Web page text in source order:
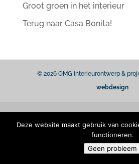
Groot groen in het interieur
Terug naar Casa Bonita!
© 2026 OMG interieurontwerp &
webdesign
Deze website maakt gebruik van
functioneren.
Geen probleem